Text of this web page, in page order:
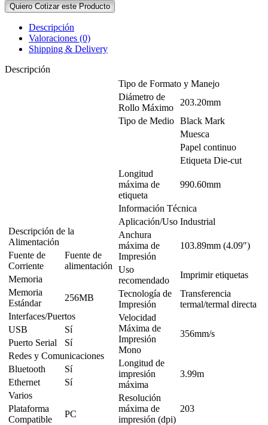
Quiero Cotizar este Producto
Descripción
Valoraciones (0)
Shipping & Delivery
Descripción
Descripción de la
Alimentación
Fuente de
Corriente
Fuente de
alimentación
Memoria
Memoria
Estándar
256MB
Interfaces/Puertos
USB
Sí
Puerto Serial
Sí
Redes y Comunicaciones
Bluetooth
Sí
Ethernet
Sí
Varios
Plataforma
Compatible
PC
Tipo de Formato y Manejo
Diámetro de
Rollo Máximo
203.20mm
Tipo de Medio Black Mark
Muesca
Papel continuo
Etiqueta Die-cut
Longitud
máxima de
etiqueta
990.60mm
Información Técnica
Aplicación/Uso Industrial
Anchura
máxima de
Impresión
103.89mm (4.09″)
Uso
recomendado
Imprimir etiquetas
Tecnología de
Impresión
Transferencia
termal/termal directa
Velocidad
Máxima de
Impresión
Mono
356mm/s
Longitud de
impresión
máxima
3.99m
Resolución
máxima de
impresión (dpi)
203